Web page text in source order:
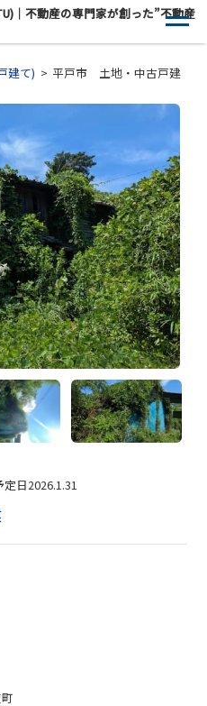
｜不動産の専門家が創った”不動産
建て) 平戸市 土地・中古戸建
日2026.1.31